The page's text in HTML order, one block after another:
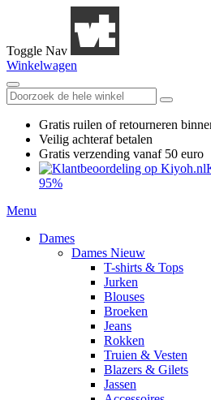
Toggle Nav
Winkelwagen
Gratis ruilen of retourneren
Veilig achteraf betalen
Gratis verzending vanaf 50 euro
95%
Menu
Dames
Dames Nieuw
T-shirts & Tops
Jurken
Blouses
Broeken
Jeans
Rokken
Truien & Vesten
Blazers & Gilets
Jassen